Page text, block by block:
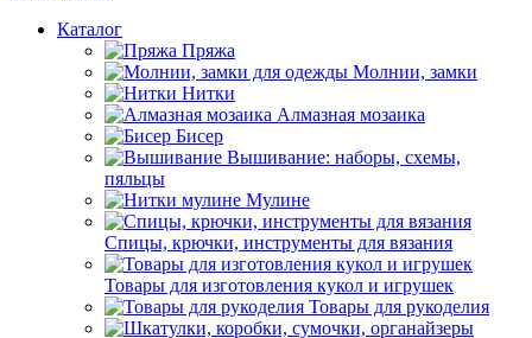
Каталог
Пряжа
Молнии, замки
Нитки
Алмазная мозаика
Бисер
Вышивание: наборы, схемы,
пяльцы
Мулине
Спицы, крючки, инструменты для вязания
Товары для изготовления кукол и игрушек
Товары для рукоделия